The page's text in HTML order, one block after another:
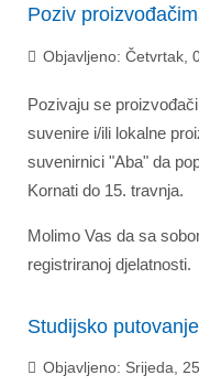
Poziv
Objavljeno: Četvrtak,
Pozivaju se
suvenire i/ili lokalne
suvenirnici "Aba" da
Kornati do 15. travnja.
Molimo Vas da sa
registriranoj djelatnosti.
Studijsko
Objavljeno: Srijeda,